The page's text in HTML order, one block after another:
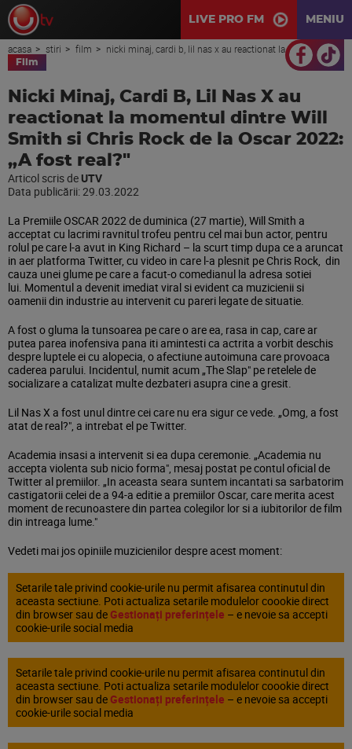
LIVE PRO FM MENIU
acasa stiri film nicki minaj, cardi b, lil nas x au reactionat la momentul dintre will smith si chris rock de la oscar 2022: „a fost real?"
Film
Nicki Minaj, Cardi B, Lil Nas X au
reactionat la momentul dintre Will
Smith si Chris Rock de la Oscar 2022:
„A fost real?"
Articol scris de UTV
Data publicării:29.03.2022
La Premiile OSCAR 2022 de duminica (27 martie), Will Smith a
acceptat cu lacrimi ravnitul trofeu pentru cel mai bun actor, pentru
rolul pe care l-a avut in King Richard – la scurt timp dupa ce a aruncat
in aer platforma Twitter, cu video in care l-a plesnit pe Chris Rock, din
cauza unei glume pe care a facut-o comedianul la adresa sotiei
lui. Momentul a devenit imediat viral si evident ca muzicienii si
oamenii din industrie au intervenit cu pareri legate de situatie.
A fost o gluma la tunsoarea pe care o are ea, rasa in cap, care ar
putea parea inofensiva pana iti amintesti ca actrita a vorbit deschis
despre luptele ei cu alopecia, o afectiune autoimuna care provoaca
caderea parului. Incidentul, numit acum „The Slap" pe retelele de
socializare a catalizat multe dezbateri asupra cine a gresit.
Lil Nas X a fost unul dintre cei care nu era sigur ce vede. „Omg, a fost
atat de real?", a intrebat el pe Twitter.
Academia insasi a intervenit si ea dupa ceremonie. „Academia nu
accepta violenta sub nicio forma", mesaj postat pe contul oficial de
Twitter al premiilor. „In aceasta seara suntem incantati sa sarbatorim
castigatorii celei de a 94-a editie a premiilor Oscar, care merita acest
moment de recunoastere din partea colegilor lor si a iubitorilor de film
din intreaga lume."
Vedeti mai jos opiniile muzicienilor despre acest moment:
Setarile tale privind cookie-urile nu permit afisarea continutul din
aceasta sectiune. Poti actualiza setarile modulelor coookie direct
din browser sau de Gestionați preferințele – e nevoie sa accepti
cookie-urile social media
Setarile tale privind cookie-urile nu permit afisarea continutul din
aceasta sectiune. Poti actualiza setarile modulelor coookie direct
din browser sau de Gestionați preferințele – e nevoie sa accepti
cookie-urile social media